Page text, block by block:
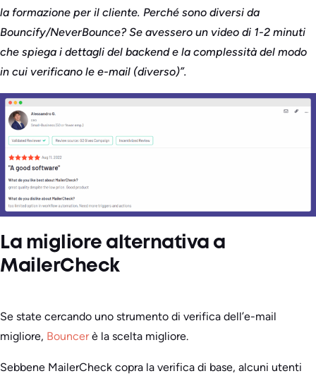
la formazione per il cliente. Perché sono diversi da
Bouncify/NeverBounce? Se avessero un video di 1-2 minuti
che spiega i dettagli del backend e la complessità del modo
in cui verificano le e-mail (diverso)”.
La migliore alternativa a
MailerCheck
Se state cercando uno strumento di verifica dell’e-mail
migliore, Bouncerè la scelta migliore.
Sebbene MailerCheck copra la verifica di base, alcuni utenti